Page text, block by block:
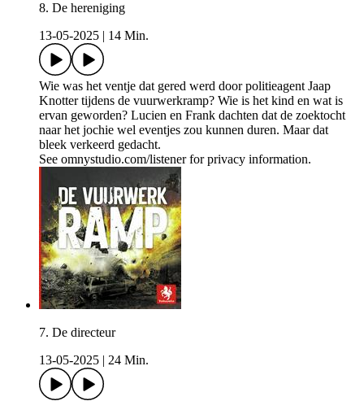
8. De hereniging
13-05-2025
14 Min.
Wie was het ventje dat gered werd door politieagent Jaap
Knotter tijdens de vuurwerkramp? Wie is het kind en wat is
ervan geworden? Lucien en Frank dachten dat de zoektocht
naar het jochie wel eventjes zou kunnen duren. Maar dat
bleek verkeerd gedacht.
See omnystudio.com/listener for privacy information.
7. De directeur
13-05-2025
24 Min.